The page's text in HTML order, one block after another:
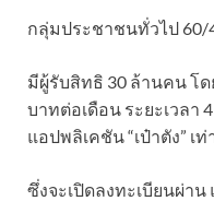
กลุ่มประชาชนทั่วไป 60/
มีผู้รับสิทธิ 30 ล้านคน โด
บาทต่อเดือน ระยะเวลา
แอปพลิเคชัน “เป๋าตัง” เ
ซึ่งจะเปิดลงทะเบียนผ่าน